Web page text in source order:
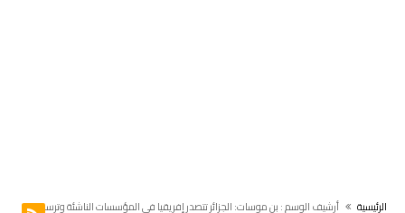
‫الرئيسية‬
‫أرشيف الوسم :‬ بن موسات: الجزائر تتصدر إفريقيا في المؤسسات الناشئة وترسم